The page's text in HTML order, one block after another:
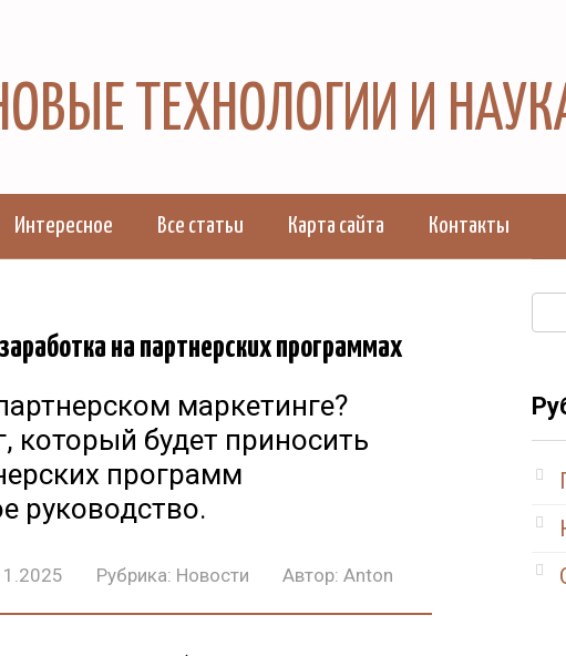
НОВЫЕ ТЕХНОЛОГИИ И
Интересное Все статьи Карта сайта Контакты
на партнерских программах
маркетинге?
который будет приносить
программ
руководство.
Рубрика: Новости Автор: Anton